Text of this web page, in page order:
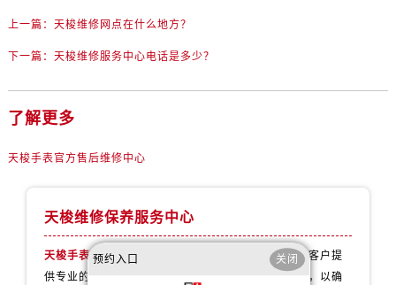
上一篇： 天梭维修网点在什么地方？
下一篇： 天梭维修服务中心电话是多少？
了解更多
天梭手表官方售后维修中心
天梭维修保养服务中心
天梭手表官方售后维修中心
拥有专业团队，致力于为客户提
供专业的维修和保养服务。并配备了先进的维修设备，以确
预约入口 关闭